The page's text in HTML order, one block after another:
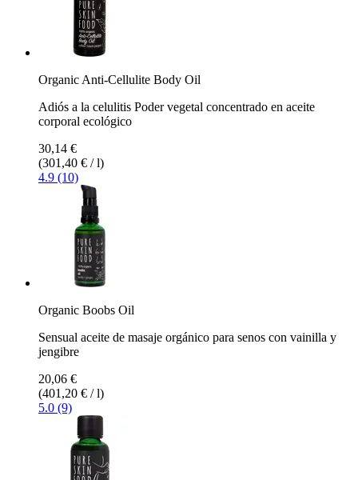
Organic Anti-Cellulite Body Oil
Adiós a la celulitis Poder vegetal concentrado en aceite
corporal ecológico
30,14 €
(301,40 € / l)
4.9 (10)
Organic Boobs Oil
Sensual aceite de masaje orgánico para senos con vainilla y
jengibre
20,06 €
(401,20 € / l)
5.0 (9)